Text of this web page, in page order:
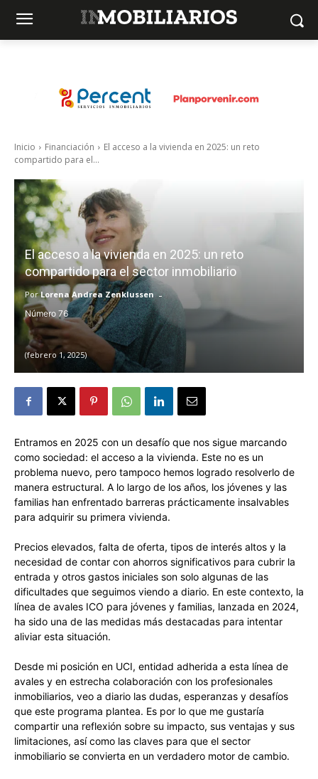
Inicio Financiación
El acceso a la vivienda en 2025: un reto
compartido para el...
El acceso a la vivienda en 2025: un reto
compartido para el sector inmobiliario
Por Lorena Andrea Zenklussen -
76
febrero 1, 2025
Entramos en 2025 con un desafío que nos sigue marcando
como sociedad: el acceso a la vivienda. Este no es un
problema nuevo, pero tampoco hemos logrado resolverlo de
manera estructural. A lo largo de los años, los jóvenes y las
familias han enfrentado barreras prácticamente insalvables
para adquirir su primera vivienda.
Precios elevados, falta de oferta, tipos de interés altos y la
necesidad de contar con ahorros significativos para cubrir la
entrada y otros gastos iniciales son solo algunas de las
dificultades que seguimos viendo a diario. En este contexto, la
línea de avales ICO para jóvenes y familias, lanzada en 2024,
ha sido una de las medidas más destacadas para intentar
aliviar esta situación.
Desde mi posición en UCI, entidad adherida a esta línea de
avales y en estrecha colaboración con los profesionales
inmobiliarios, veo a diario las dudas, esperanzas y desafíos
que este programa plantea. Es por lo que me gustaría
compartir una reflexión sobre su impacto, sus ventajas y sus
limitaciones, así como las claves para que el sector
inmobiliario se convierta en un verdadero motor de cambio.